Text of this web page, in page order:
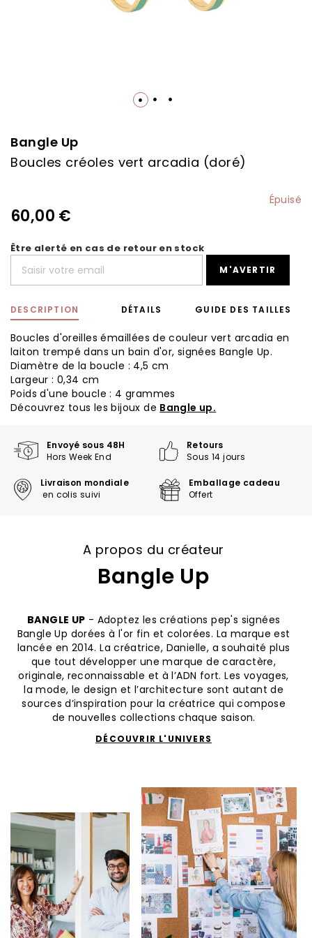
Bangle Up
Boucles créoles vert arcadia (doré)
Épuisé
60,00 €
Être alerté en cas de retour en stock
M'AVERTIR
DESCRIPTION
Boucles d'oreilles émaillées de couleur vert arcadia en
laiton trempé dans un bain d'or, signées Bangle Up.
Diamètre de la boucle : 4,5 cm
Largeur : 0,34 cm
Poids d'une boucle : 4 grammes
Découvrez tous les bijoux de Bangle up.
DÉTAILS GUIDE DES TAILLES
the
beginning
of
Envoyé sous 48H
Hors Week End
Retours
Sous 14 jours
Livraison mondiale
en colis suivi
Emballage cadeau
Offert
A propos du créateur
Bangle Up
BANGLE UP - Adoptez les créations pep's signées
Bangle Up dorées à l'or fin et colorées. La marque est
lancée en 2014. La créatrice, Danielle, a souhaité plus
que tout développer une marque de caractère,
originale, reconnaissable et à l’ADN fort. Les voyages,
la mode, le design et l’architecture sont autant de
sources d’inspiration pour la créatrice qui compose
de nouvelles collections chaque saison.
DÉCOUVRIR L'UNIVERS